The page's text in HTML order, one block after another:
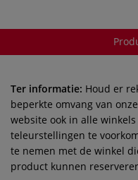
Ter informatie: Houd er
beperkte omvang van
website ook in alle
teleurstellingen te
te nemen met de winkel
product kunnen